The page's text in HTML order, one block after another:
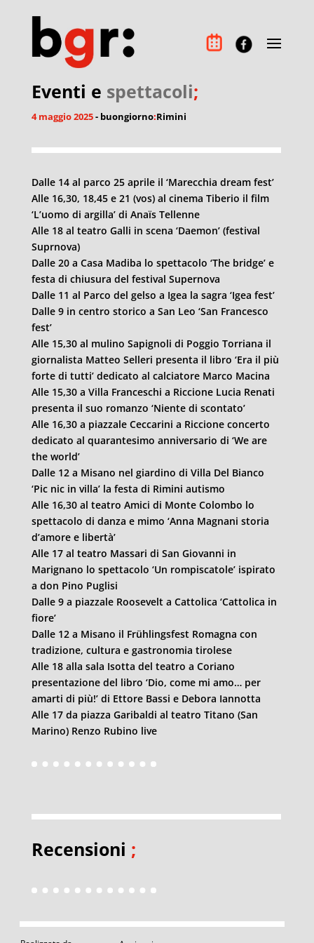
Eventi e spettacoli;
4 maggio 2025- buongiorno:Rimini
Dalle 14 al parco 25 aprile il ‘Marecchia dream fest’
Alle 16,30, 18,45 e 21 (vos) al cinema Tiberio il film
‘L’uomo di argilla’ di Anaïs Tellenne
Alle 18 al teatro Galli in scena ‘Daemon’ (festival
Suprnova)
Dalle 20 a Casa Madiba lo spettacolo ‘The bridge’ e
festa di chiusura del festival Supernova
Dalle 11 al Parco del gelso a Igea la sagra ‘Igea fest’
Dalle 9 in centro storico a San Leo ‘San Francesco
fest’
Alle 15,30 al mulino Sapignoli di Poggio Torriana il
giornalista Matteo Selleri presenta il libro ‘Era il più
forte di tutti’ dedicato al calciatore Marco Macina
Alle 15,30 a Villa Franceschi a Riccione Lucia Renati
presenta il suo romanzo ‘Niente di scontato’
Alle 16,30 a piazzale Ceccarini a Riccione concerto
dedicato al quarantesimo anniversario di ‘We are
the world’
Dalle 12 a Misano nel giardino di Villa Del Bianco
‘Pic nic in villa’ la festa di Rimini autismo
Alle 16,30 al teatro Amici di Monte Colombo lo
spettacolo di danza e mimo ‘Anna Magnani storia
d’amore e libertà’
Alle 17 al teatro Massari di San Giovanni in
Marignano lo spettacolo ‘Un rompiscatole’ ispirato
a don Pino Puglisi
Dalle 9 a piazzale Roosevelt a Cattolica ‘Cattolica in
fiore’
Dalle 12 a Misano il Frühlingsfest Romagna con
tradizione, cultura e gastronomia tirolese
Alle 18 alla sala Isotta del teatro a Coriano
presentazione del libro ‘Dio, come mi amo… per
amarti di più!’ di Ettore Bassi e Debora Iannotta
Alle 17 da piazza Garibaldi al teatro Titano (San
Marino) Renzo Rubino live
Recensioni ;